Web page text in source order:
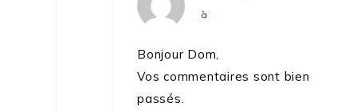
à
Bonjour Dom,
Vos commentaires sont bien
passés.